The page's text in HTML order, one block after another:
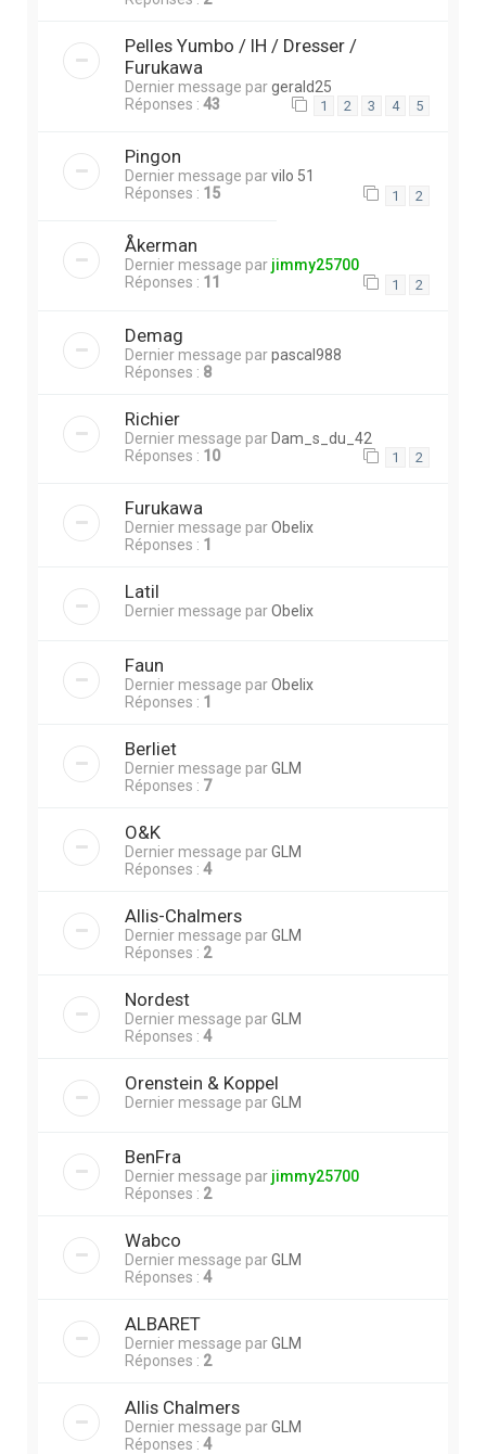
Pelles Yumbo / IH / Dresser /
Furukawa
Dernier message pargerald25
Réponses : 43 1 2 3 4 5
Pingon
Dernier message parvilo 51
Réponses : 15 1 2
Åkerman
Dernier message par jimmy25700
Réponses : 11 1 2
Demag
Dernier message parpascal988
Réponses : 8
Richier
Dernier message parDam_s_du_42
Réponses : 10 1 2
Furukawa
Dernier message parObelix
Réponses : 1
Latil
Dernier message parObelix
Faun
Dernier message parObelix
Réponses : 1
Berliet
Dernier message parGLM
Réponses : 7
O&K
Dernier message parGLM
Réponses : 4
Allis-Chalmers
Dernier message parGLM
Réponses : 2
Nordest
Dernier message parGLM
Réponses : 4
Orenstein & Koppel
Dernier message parGLM
BenFra
Dernier message par jimmy25700
Réponses : 2
Wabco
Dernier message parGLM
Réponses : 4
ALBARET
Dernier message parGLM
Réponses : 2
Allis Chalmers
Dernier message parGLM
Réponses : 4